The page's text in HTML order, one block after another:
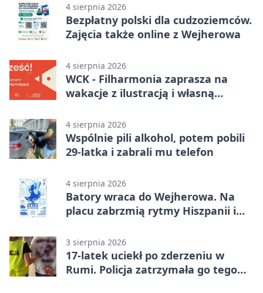
4 sierpnia 2026
Bezpłatny polski dla cudzoziemców.
Zajęcia także online z Wejherowa
4 sierpnia 2026
WCK - Filharmonia zaprasza na
wakacje z ilustracją i własną
4 sierpnia 2026
Wspólnie pili alkohol, potem pobili
29-latka i zabrali mu telefon
4 sierpnia 2026
Batory wraca do Wejherowa. Na
placu zabrzmią rytmy Hiszpanii i
3 sierpnia 2026
17-latek uciekł po zderzeniu w
Rumi. Policja zatrzymała go tego